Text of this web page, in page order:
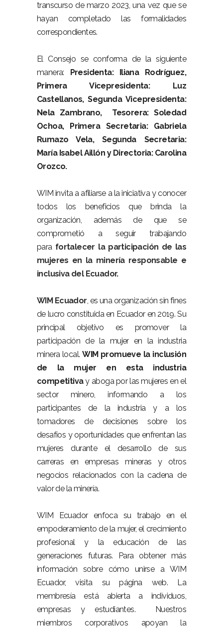
transcurso de marzo 2023, una vez que se
hayan completado las formalidades
correspondientes.
El Consejo se conforma de la siguiente
manera: Presidenta: Iliana Rodríguez,
Primera Vicepresidenta: Luz
Castellanos, Segunda Vicepresidenta:
Nela Zambrano, Tesorera: Soledad
Ochoa, Primera Secretaria: Gabriela
Rumazo Vela, Segunda Secretaria:
María Isabel Aillón y Directoria: Carolina
Orozco.
WIM invita a afiliarse a la iniciativa y conocer
todos los beneficios que brinda la
organización, además de que se
comprometió a seguir trabajando
para fortalecer la participación de las
mujeres en la minería responsable e
inclusiva del Ecuador.
WIM Ecuador, es una organización sin fines
de lucro constituida en Ecuador en 2019. Su
principal objetivo es promover la
participación de la mujer en la industria
minera local.WIM promueve la inclusión
de la mujer en esta industria
competitivay aboga por las mujeres en el
sector minero, informando a los
participantes de la industria y a los
tomadores de decisiones sobre los
desafíos y oportunidades que enfrentan las
mujeres durante el desarrollo de sus
carreras en empresas mineras y otros
negocios relacionados con la cadena de
valor de la minería.
WIM Ecuador enfoca su trabajo en el
empoderamiento de la mujer, el crecimiento
profesional y la educación de las
generaciones futuras. Para obtener más
información sobre cómo unirse a WIM
Ecuador, visita su página web. La
membresía está abierta a individuos,
empresas y estudiantes. Nuestros
miembros corporativos apoyan la